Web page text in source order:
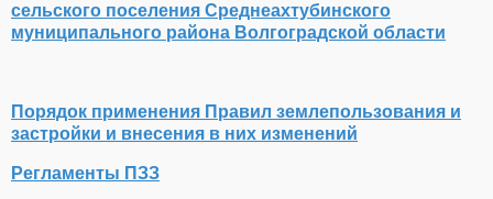
сельского поселения Среднеахтубинского
муниципального района Волгоградской области
Порядок применения Правил землепользования и
застройки и внесения в них изменений
Регламенты ПЗЗ